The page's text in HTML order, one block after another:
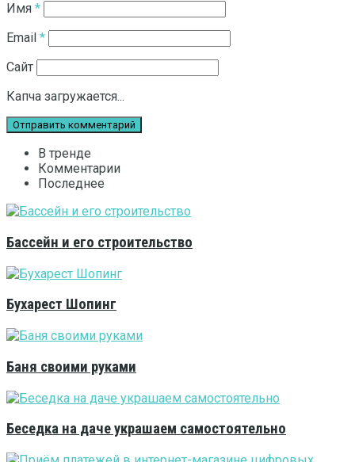
Имя *
Email *
Сайт
Капча загружается...
В тренде
Комментарии
Последнее
Бассейн и его строительство
Бухарест Шопинг
Баня своими руками
Беседка на даче украшаем самостоятельно